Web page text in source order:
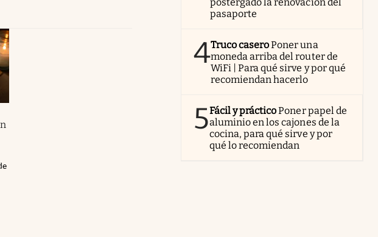
pasaporte
4Truco caseroPoner una
moneda arriba del router de
WiFi | Para qué sirve y por qué
recomiendan hacerlo
5Fácil y prácticoPoner papel de
aluminio en los cajones de la
cocina, para qué sirve y por
qué lo recomiendan